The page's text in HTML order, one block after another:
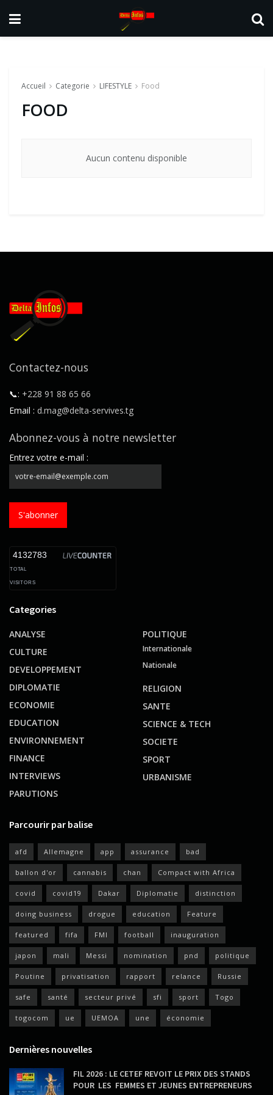
Accueil Categorie LIFESTYLE Food
FOOD
Aucun contenu disponible
Contactez-nous
📞: +228 91 88 65 66
Email : d.mag@delta-servives.tg
Abonnez-vous à notre newsletter
Entrez votre e-mail :
S'abonner
4132783
TOTAL
VISITORS
Categories
ANALYSE
CULTURE
DEVELOPPEMENT
DIPLOMATIE
ECONOMIE
EDUCATION
ENVIRONNEMENT
FINANCE
INTERVIEWS
PARUTIONS
POLITIQUE
Internationale
Nationale
RELIGION
SANTE
SCIENCE & TECH
SOCIETE
SPORT
URBANISME
Parcourir par balise
afd Allemagne app assurance bad
ballon d'or cannabis chan Compact with Africa
covid covid19 Dakar Diplomatie distinction
doing business drogue education Feature
featured fifa FMI football inauguration
japon mali Messi nomination pnd politique
Poutine privatisation rapport relance Russie
safe santé secteur privé sfi sport Togo
togocom ue UEMOA une économie
Dernières nouvelles
FIL 2026 : LE CETEF REVOIT LE PRIX DES STANDS
POUR LES FEMMES ET JEUNES ENTREPRENEURS